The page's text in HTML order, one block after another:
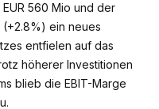
560 Mio und der
(+2.8%) ein neues
entfielen auf das
höherer Investitionen
blieb die EBIT-Marge